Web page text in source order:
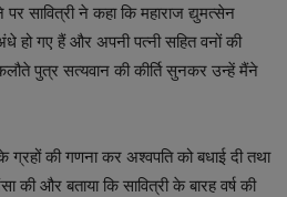
सावित्री ने कहा कि महाराज द्युमत्सेन
हो गए हैं और अपनी पत्नी सहित वनों की
पुत्र सत्यवान की कीर्ति सुनकर उन्हें मैंने
ग्रहों की गणना कर अश्वपति को बधाई दी तथा
की और बताया कि सावित्री के बारह वर्ष की